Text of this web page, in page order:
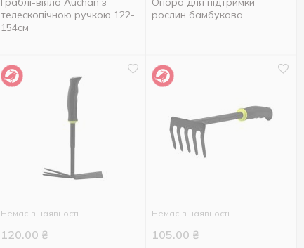
телескопічною ручкою 122-
154см
рослин бамбукова
Немає в наявності
120.00 ₴
Немає в наявності
105.00 ₴